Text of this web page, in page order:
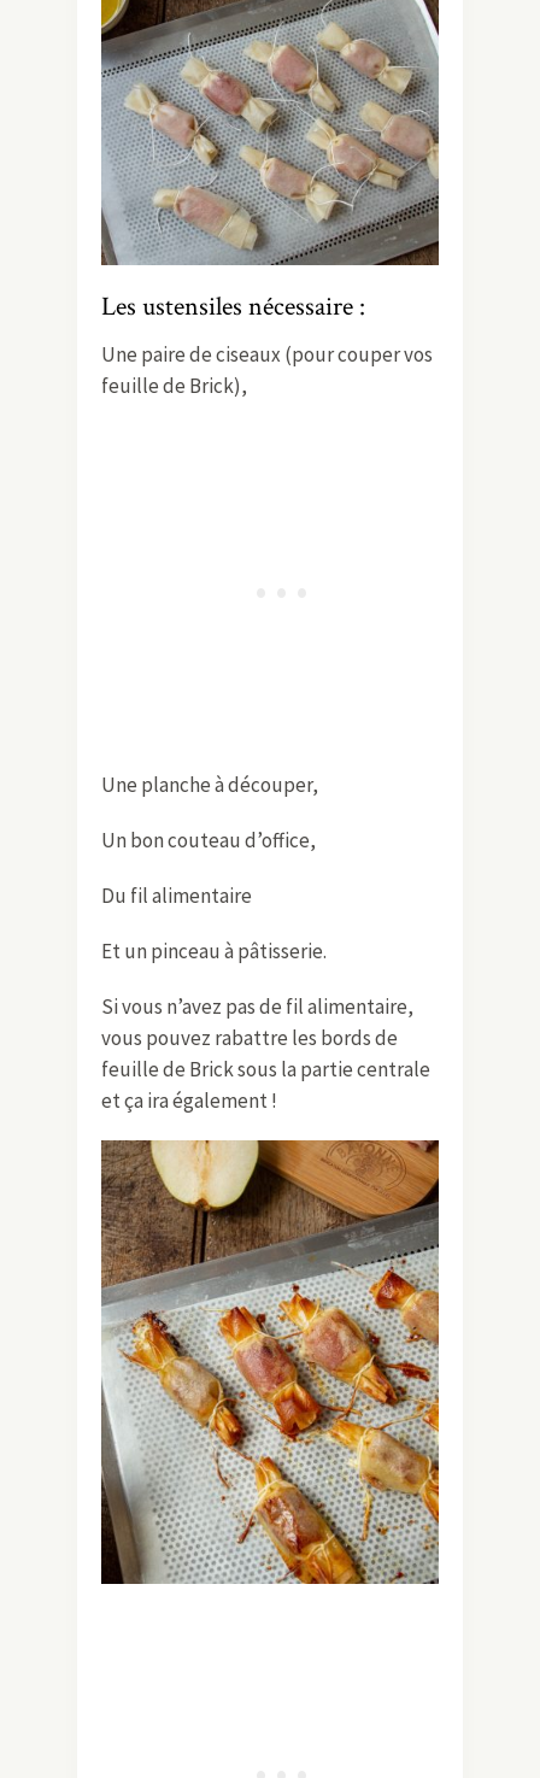
Les ustensiles nécessaire :
Une paire de ciseaux (pour couper vos
feuille de Brick),
Une planche à découper,
Un bon couteau d’office,
Du fil alimentaire
Et un pinceau à pâtisserie.
Si vous n’avez pas de fil alimentaire,
vous pouvez rabattre les bords de
feuille de Brick sous la partie centrale
et ça ira également !